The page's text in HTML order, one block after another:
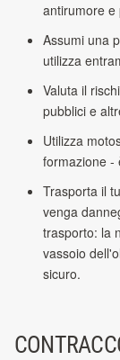
antirumore e
Assumi una
utilizza
Valuta il
pubblici e
Utilizza
formazione -
Trasporta il
venga
trasporto: la
vassoio
sicuro.